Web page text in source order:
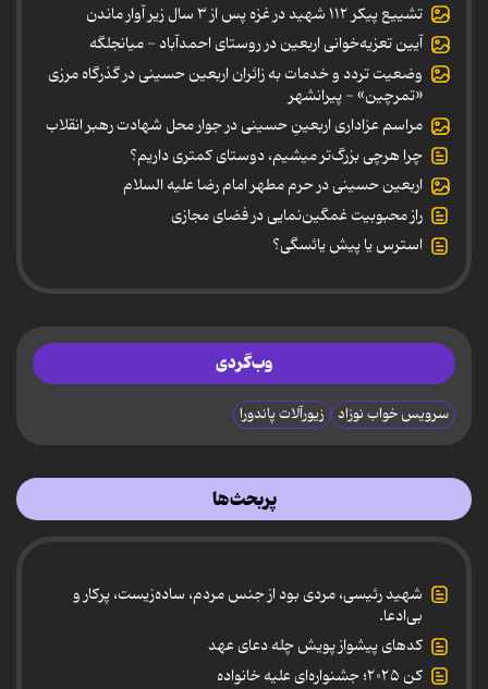
تشییع پیکر ۱۱۲ شهید در غزه پس از ۳ سال زیر آوار ماندن
آیین تعزیه‌خوانی اربعین در روستای احمدآباد - میانجلگه
وضعیت تردد و خدمات به زائران اربعین حسینی در گذرگاه مرزی
«تمرچین» - پیرانشهر
مراسم عزاداری اربعینِ حسینی در جوار محل شهادت رهبر انقلاب
چرا هرچی بزرگ‌تر میشیم، دوستای کمتری داریم؟
اربعین حسینی در حرم مطهر امام رضا علیه السلام
راز محبوبیت غمگین‌نمایی در فضای مجازی
استرس یا پیش یائسگی؟
وب‌گردی
سرویس خواب نوزاد زیورآلات پاندورا
پربحث‌ها
شهید رئیسی، مردی بود از جنس مردم، ساده‌زیست، پرکار و
بی‌ادعا.
کدهای پیشواز پویش چله دعای عهد
کن ۲۰۲۵؛ جشنواره‌ای علیه خانواده